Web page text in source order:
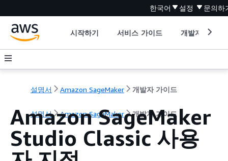
한국어 설정 문의하
시작하기 서비스 가이드 개발자 도구
설명서 Amazon SageMaker 개발자 가이드
설명서 Amazon SageMaker 개발자 가이드
Amazon SageMaker
Studio Classic 사용